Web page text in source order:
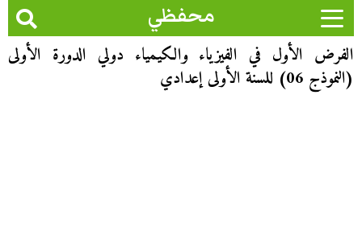
محفظي
الفرض الأول في الفيزياء والكيمياء دولي الدورة الأولى
(النموذج 06) للسنة الأولى إعدادي